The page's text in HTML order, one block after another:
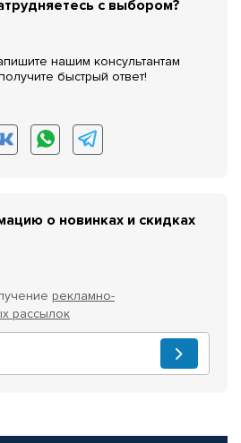
с выбором?
нашим консультантам
быстрый ответ!
о новинках и скидках
рекламно-
рассылок